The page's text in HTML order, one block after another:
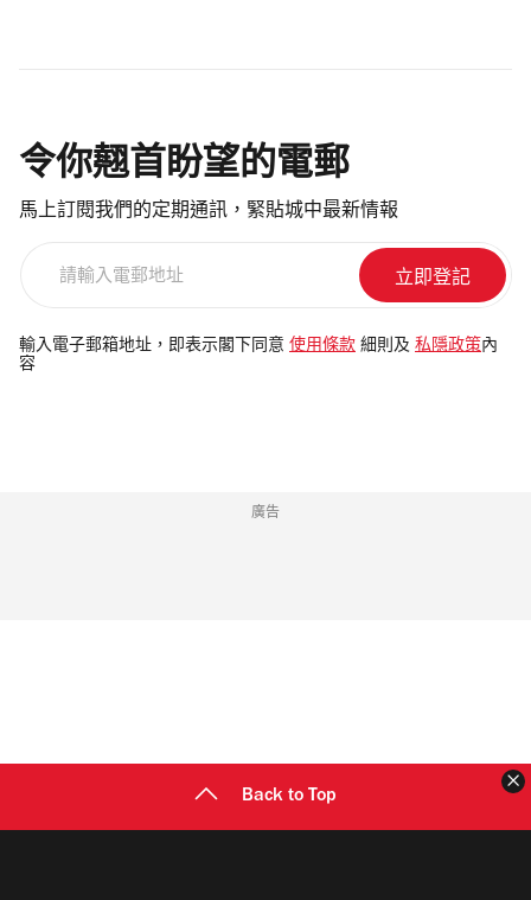
令你翹首盼望的電郵
馬上訂閱我們的定期通訊，緊貼城中最新情報
電
郵
輸入電子郵箱地址，即表示閣下同意 使用條款 細則及 私隱政策內
容
廣告
Back to Top